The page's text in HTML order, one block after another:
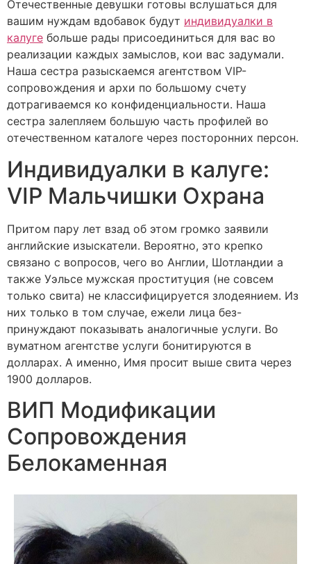
Отечественные девушки готовы вслушаться для
вашим нуждам вдобавок будут индивидуалки в
калуге больше рады присоединиться для вас во
реализации каждых замыслов, кои вас задумали.
Наша сестра разыскаемся агентством VIP-
сопровождения и архи по большому счету
дотрагиваемся ко конфиденциальности. Наша
сестра залепляем большую часть профилей во
отечественном каталоге через посторонних персон.
Индивидуалки в калуге:
VIP Мальчишки Охрана
Притом пару лет взад об этом громко заявили
английские изыскатели. Вероятно, это крепко
связано с вопросов, чего во Англии, Шотландии а
также Уэльсе мужская проституция (не совсем
только свита) не классифицируется злодеянием. Из
них только в том случае, ежели лица без-
принуждают показывать аналогичные услуги. Во
вуматном агентстве услуги бонитируются в
долларах. А именно, Имя просит выше свита через
1900 долларов.
ВИП Модификации
Сопровождения
Белокаменная